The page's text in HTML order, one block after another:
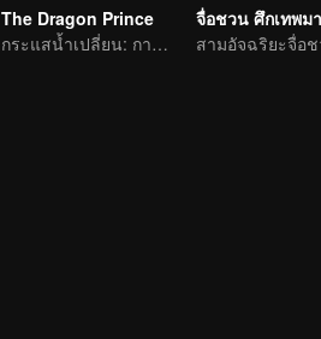
The Dragon Prince
กระแสน้ำเปลี่ยน: การผจญภัยของนักเขียนหนุ่ม